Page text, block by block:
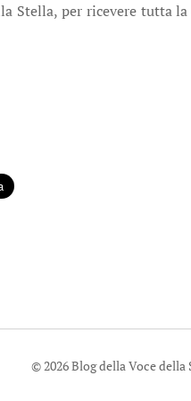
Stella, per ricevere tutta la
© 2026 Blog della Voce